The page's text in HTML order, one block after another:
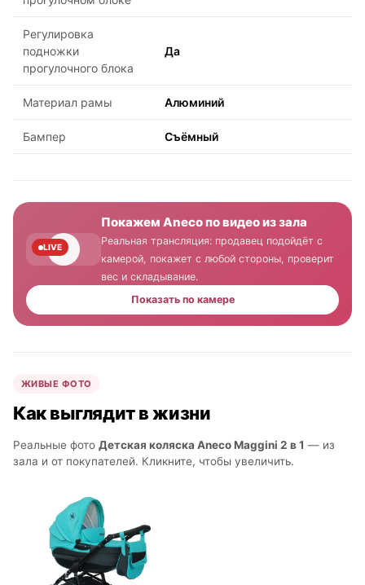
Регулировка
подножки
прогулочного блока
Да
Материал рамы Алюминий
Бампер Съёмный
LIVE
Покажем Aneco по видео из зала
Реальная трансляция: продавец подойдёт с
камерой, покажет с любой стороны, проверит
вес и складывание.
Показать по камере
ЖИВЫЕ ФОТО
Как выглядит в жизни
Реальные фото Детская коляска Aneco Maggini 2 в 1 — из
зала и от покупателей. Кликните, чтобы увеличить.